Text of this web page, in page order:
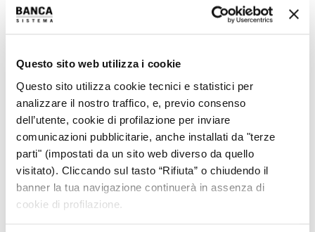
Questo sito web utilizza i cookie
Questo sito utilizza cookie tecnici e statistici per
analizzare il nostro traffico, e, previo consenso
dell’utente, cookie di profilazione per inviare
comunicazioni pubblicitarie, anche installati da "terze
parti" (impostati da un sito web diverso da quello
visitato). Cliccando sul tasto “Rifiuta” o chiudendo il
banner la tua navigazione continuerà in assenza di
cookie di profilazione.
INTERNAL DEALING
COMUNICATI STAMPA
AVVISI
OPA CF+ SU BANCA SISTEMA
OPA OBBLIGATORIA CF+ SU BANCA SISTEMA
GOVERNANCE
CORPORATE GOVERNANCE
DOCUMENTI SOCIETARI
REMUNERAZIONE
RELAZIONI SUL GOVERNO SOCIETARIO
ASSEMBLEA DEGLI AZIONISTI